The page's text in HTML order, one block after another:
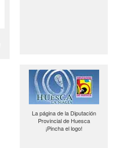
La página de la Diputación
Provincial de Huesca
¡Pincha el logo!